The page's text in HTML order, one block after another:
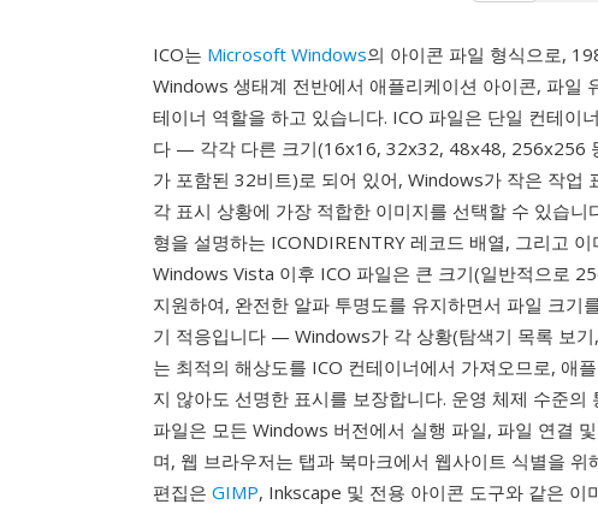
ICO는 Microsoft Windows의 아이콘 파일 형식으로,
Windows 생태계 전반에서 애플리케이션 아이콘, 파일
테이너 역할을 하고 있습니다. ICO 파일은 단일 컨테이
다 — 각각 다른 크기(16x16, 32x32, 48x48, 256x256
가 포함된 32비트)로 되어 있어, Windows가 작은 작업
각 표시 상황에 가장 적합한 이미지를 선택할 수 있습
형을 설명하는 ICONDIRENTRY 레코드 배열, 그리고
Windows Vista 이후 ICO 파일은 큰 크기(일반적으로
지원하여, 완전한 알파 투명도를 유지하면서 파일 크기
기 적응입니다 — Windows가 각 상황(탐색기 목록 보
는 최적의 해상도를 ICO 컨테이너에서 가져오므로, 애
지 않아도 선명한 표시를 보장합니다. 운영 체제 수준
파일은 모든 Windows 버전에서 실행 파일, 파일 연결
며, 웹 브라우저는 탭과 북마크에서 웹사이트 식별을 위
편집은 GIMP, Inkscape 및 전용 아이콘 도구와 같은 이